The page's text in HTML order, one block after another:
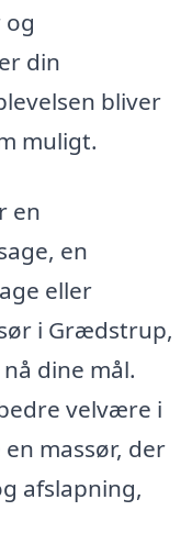
og
din
bliver
muligt.
en
en
eller
i Grædstrup,
dine mål.
velvære i
massør, der
afslapning,